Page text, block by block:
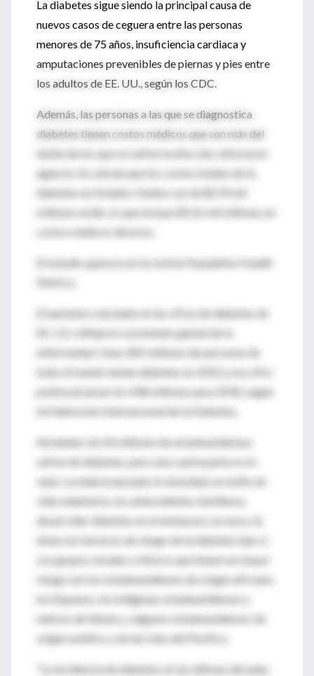
La diabetes sigue siendo la principal causa de
nuevos casos de ceguera entre las personas
menores de 75 años, insuficiencia cardiaca y
amputaciones prevenibles de piernas y pies entre
los adultos de EE. UU., según los CDC.
Además, las personas a las que se diagnostica
diabetes tienen costos médicos que son más del
doble de los que no sufren la afección, informa la
agencia. Se calcula que los costos totales de la
diabetes en Estados Unidos son de $174 mil
millones al año, lo que incluye $116 mil millones en
costos médicos directos.
El estudio aparece en la revista Population Health
Metrics.
El aumento calculado en las cifras de diabetes de
EE. UU. refleja el crecimiento global de la
enfermedad. Unas 285 millones de personas de
todo el mundo tenían diabetes en 2010 y esa cifra
podría alcanzar los 438 millones para 2030, según
la Federación Internacional de la Diabetes.
Alrededor de 24 millones de estadounidenses
sufren de diabetes, pero una cuarta parte no lo
sabe. La edad avanzada, la obesidad, un estilo de
vida sedentario, los antecedentes familiares,
desarrollar diabetes en el embarazo, la raza y la
etnia son factores de riesgo de la diabetes tipo 2.
Los grupos raciales y étnicos que tienen un mayor
riesgo son los estadounidenses de origen africano,
los hispanos, los indígenas estadounidenses y
nativos de Alaska, y algunos estadounidenses de
origen asiático y de las Islas del Pacífico.
"La incidencia de diabetes en las últimas décadas